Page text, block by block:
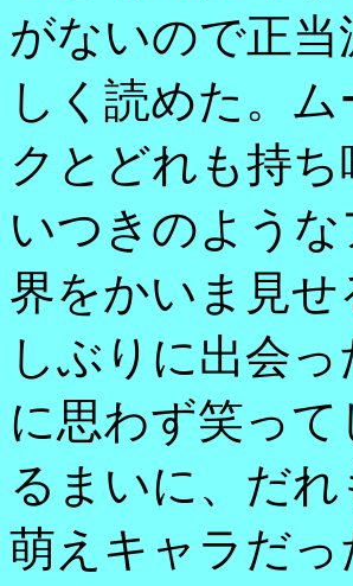
がないので正
しく読めた。
クとどれも持
いつきのよう
界をかいま見
しぶりに出会
に思わず笑っ
るまいに、だ
萌えキャラだ